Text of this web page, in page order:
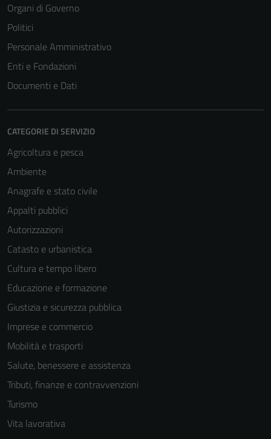
Organi di Governo
Politici
Personale Amministrativo
Enti e Fondazioni
Documenti e Dati
CATEGORIE DI SERVIZIO
Agricoltura e pesca
Ambiente
Anagrafe e stato civile
Appalti pubblici
Autorizzazioni
Catasto e urbanistica
Cultura e tempo libero
Educazione e formazione
Giustizia e sicurezza pubblica
Imprese e commercio
Mobilità e trasporti
Salute, benessere e assistenza
Tributi, finanze e contravvenzioni
Turismo
Vita lavorativa